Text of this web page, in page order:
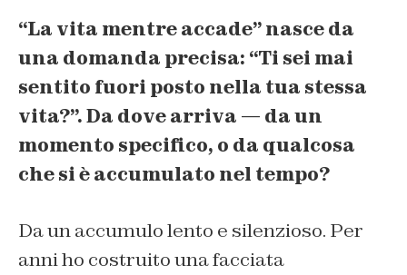
“La vita mentre accade” nasce da
una domanda precisa: “Ti sei mai
sentito fuori posto nella tua stessa
vita?”. Da dove arriva — da un
momento specifico, o da qualcosa
che si è accumulato nel tempo?
Da un accumulo lento e silenzioso. Per
anni ho costruito una facciata